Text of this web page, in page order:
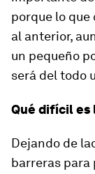
porque lo
al anterior,
un pequeño
será del todo
Qué difícil es
Dejando de
barreras para